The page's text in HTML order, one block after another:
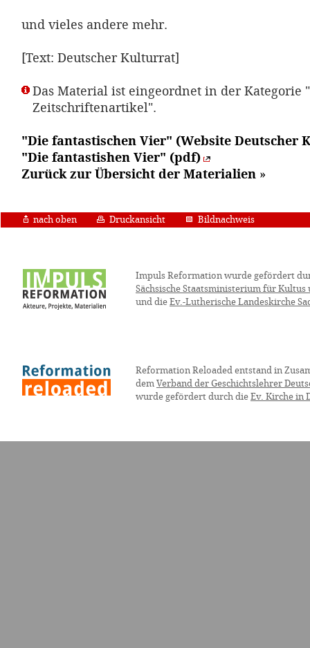
und vieles andere mehr.
[Text: Deutscher Kulturrat]
Das Material ist eingeordnet in der Kategorie
Zeitschriftenartikel".
"Die fantastischen Vier" (Website Deutscher
"Die fantastishen Vier" (pdf)
Zurück zur Übersicht der Materialien »
nach oben Druckansicht Bildnachweis
Impuls Reformation wurde gefördert
Sächsische Staatsministerium für Kultus
und die Ev.-Lutherische Landeskirche
Reformation Reloaded entstand in
dem Verband der Geschichtslehrer
wurde gefördert durch die Ev. Kirche in